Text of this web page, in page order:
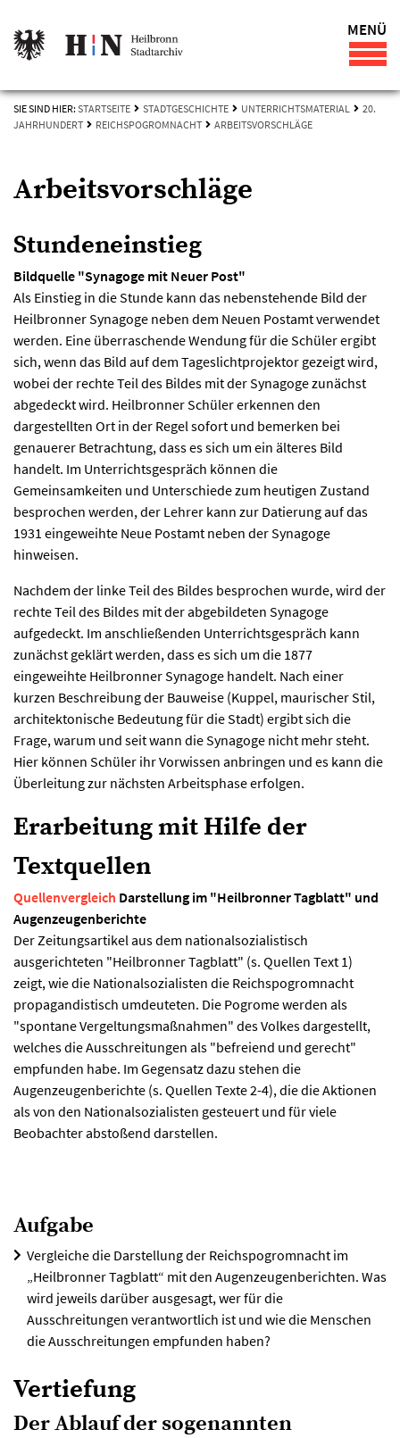
MENÜ
SIE SIND HIER: STARTSEITE STADTGESCHICHTE UNTERRICHTSMATERIAL
20.
JAHRHUNDERT
REICHSPOGROMNACHT ARBEITSVORSCHLÄGE
Arbeitsvorschläge
Stundeneinstieg
Bildquelle "Synagoge mit Neuer Post"
Als Einstieg in die Stunde kann das nebenstehende Bild der
Heilbronner Synagoge neben dem Neuen Postamt verwendet
werden. Eine überraschende Wendung für die Schüler ergibt
sich, wenn das Bild auf dem Tageslichtprojektor gezeigt wird,
wobei der rechte Teil des Bildes mit der Synagoge zunächst
abgedeckt wird. Heilbronner Schüler erkennen den
dargestellten Ort in der Regel sofort und bemerken bei
genauerer Betrachtung, dass es sich um ein älteres Bild
handelt. Im Unterrichtsgespräch können die
Gemeinsamkeiten und Unterschiede zum heutigen Zustand
besprochen werden, der Lehrer kann zur Datierung auf das
1931 eingeweihte Neue Postamt neben der Synagoge
hinweisen.
Nachdem der linke Teil des Bildes besprochen wurde, wird der
rechte Teil des Bildes mit der abgebildeten Synagoge
aufgedeckt. Im anschließenden Unterrichtsgespräch kann
zunächst geklärt werden, dass es sich um die 1877
eingeweihte Heilbronner Synagoge handelt. Nach einer
kurzen Beschreibung der Bauweise (Kuppel, maurischer Stil,
architektonische Bedeutung für die Stadt) ergibt sich die
Frage, warum und seit wann die Synagoge nicht mehr steht.
Hier können Schüler ihr Vorwissen anbringen und es kann die
Überleitung zur nächsten Arbeitsphase erfolgen.
Erarbeitung mit Hilfe der
Textquellen
Quellenvergleich Darstellung im "Heilbronner Tagblatt" und
Augenzeugenberichte
Der Zeitungsartikel aus dem nationalsozialistisch
ausgerichteten "Heilbronner Tagblatt" (s. Quellen Text 1)
zeigt, wie die Nationalsozialisten die Reichspogromnacht
propagandistisch umdeuteten. Die Pogrome werden als
"spontane Vergeltungsmaßnahmen" des Volkes dargestellt,
welches die Ausschreitungen als "befreiend und gerecht"
empfunden habe. Im Gegensatz dazu stehen die
Augenzeugenberichte (s. Quellen Texte 2-4), die die Aktionen
als von den Nationalsozialisten gesteuert und für viele
Beobachter abstoßend darstellen.
Aufgabe
Vergleiche die Darstellung der Reichspogromnacht im
„Heilbronner Tagblatt“ mit den Augenzeugenberichten. Was
wird jeweils darüber ausgesagt, wer für die
Ausschreitungen verantwortlich ist und wie die Menschen
die Ausschreitungen empfunden haben?
Vertiefung
Der Ablauf der sogenannten